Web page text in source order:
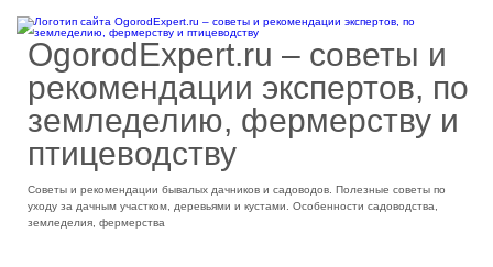
OgorodExpert.ru – cоветы и
рекомендации экспертов, по
земледелию, фермерству и
птицеводству
Советы и рекомендации бывалых дачников и садоводов. Полезные советы по
уходу за дачным участком, деревьями и кустами. Особенности садоводства,
земледелия, фермерства